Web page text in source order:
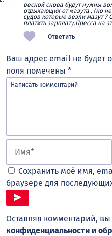
весной снова будут нужны
отдыхающих от мазута . (но
судов которые везли мазут
платить зарплату.Пресса на
Ответить
Ваш адрес email не будет
поля помечены *
Сохранить моё имя,
браузере для
Оставляя комментарий, вы
конфиденциальности и